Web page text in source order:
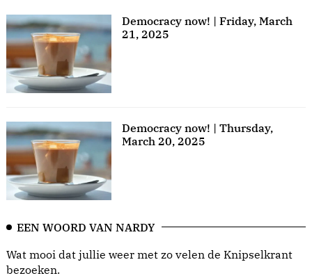
Democracy now! | Friday, March
21, 2025
Democracy now! | Thursday,
March 20, 2025
EEN WOORD VAN NARDY
Wat mooi dat jullie weer met zo velen de Knipselkrant
bezoeken.